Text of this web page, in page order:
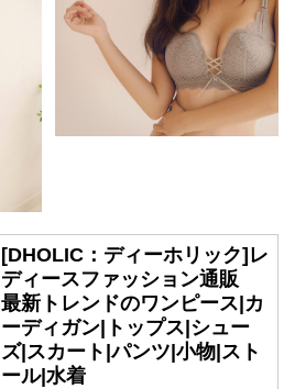
[DHOLIC：ディーホリック]レ
ディースファッション通販
最新トレンドのワンピース|カ
ーディガン|トップス|シュー
ズ|スカート|パンツ|小物|スト
ール|水着